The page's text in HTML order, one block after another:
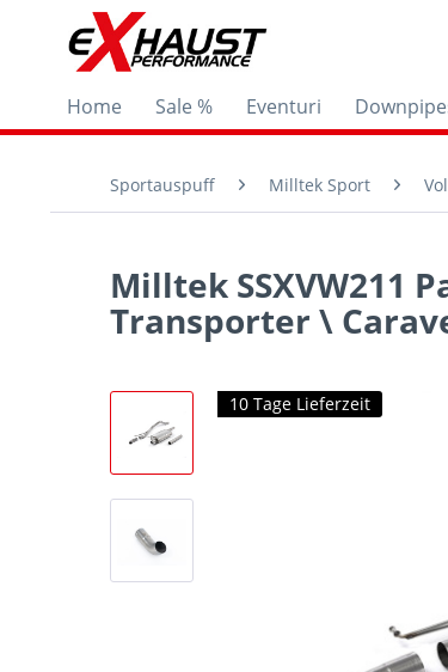
Home Sale % Eventuri
Sportauspuff Milltek Sport
Milltek SSXVW211
Transporter \
10 Tage Lieferzeit